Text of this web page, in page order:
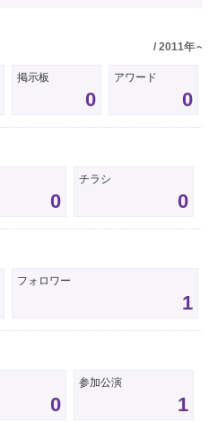
/ 2011年～
掲示板
0
アワード
0
0
チラシ
0
フォロワー
1
0
参加公演
1